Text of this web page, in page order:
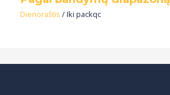
Dienoraštis / Ikipackqc